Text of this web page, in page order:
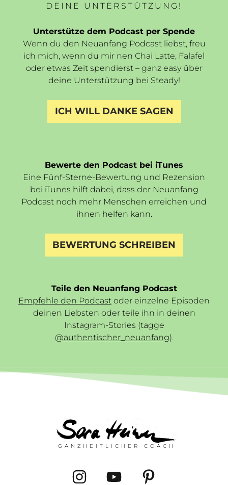
DEINE UNTERSTÜTZUNG!
Unterstütze dem Podcast per Spende
Wenn du den Neuanfang Podcast liebst, freu
ich mich, wenn du mir nen Chai Latte, Falafel
oder etwas Zeit spendierst – ganz easy über
deine Unterstützung bei Steady!
ICH WILL DANKE SAGEN
Bewerte den Podcast bei iTunes
Eine Fünf-Sterne-Bewertung und Rezension
bei iTunes hilft dabei, dass der Neuanfang
Podcast noch mehr Menschen erreichen und
ihnen helfen kann.
BEWERTUNG SCHREIBEN
Teile den Neuanfang Podcast
Empfehle den Podcast oder einzelne Episoden
deinen Liebsten oder teile ihn in deinen
Instagram-Stories (tagge
@authentischer_neuanfang).
GANZHEITLICHER COACH